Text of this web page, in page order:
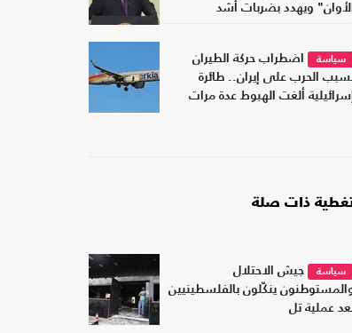
الأوان" ويهدد بضربات أشد
سياسة
اضطراب حركة الطيران
الحرب على إيران.. طائرة
إسرائيلية ألغت الهبوط عدة مرات
ذات صلة
سياسة
جيش الاحتلال
ينكّلون بالفلسطينيين
عملية تل